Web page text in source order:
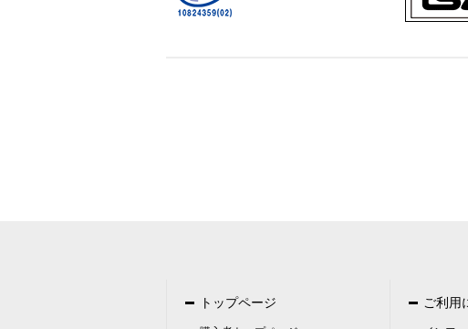
（９）個人情報を与えなかった場合に生じる
個人情報を与えることは任意です。個人
住所 ：千葉県千葉市中央
トップページ ご利用